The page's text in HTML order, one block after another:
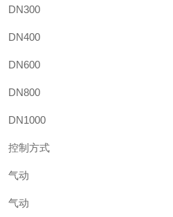
DN300
DN400
DN600
DN800
DN1000
控制方式
气动
气动